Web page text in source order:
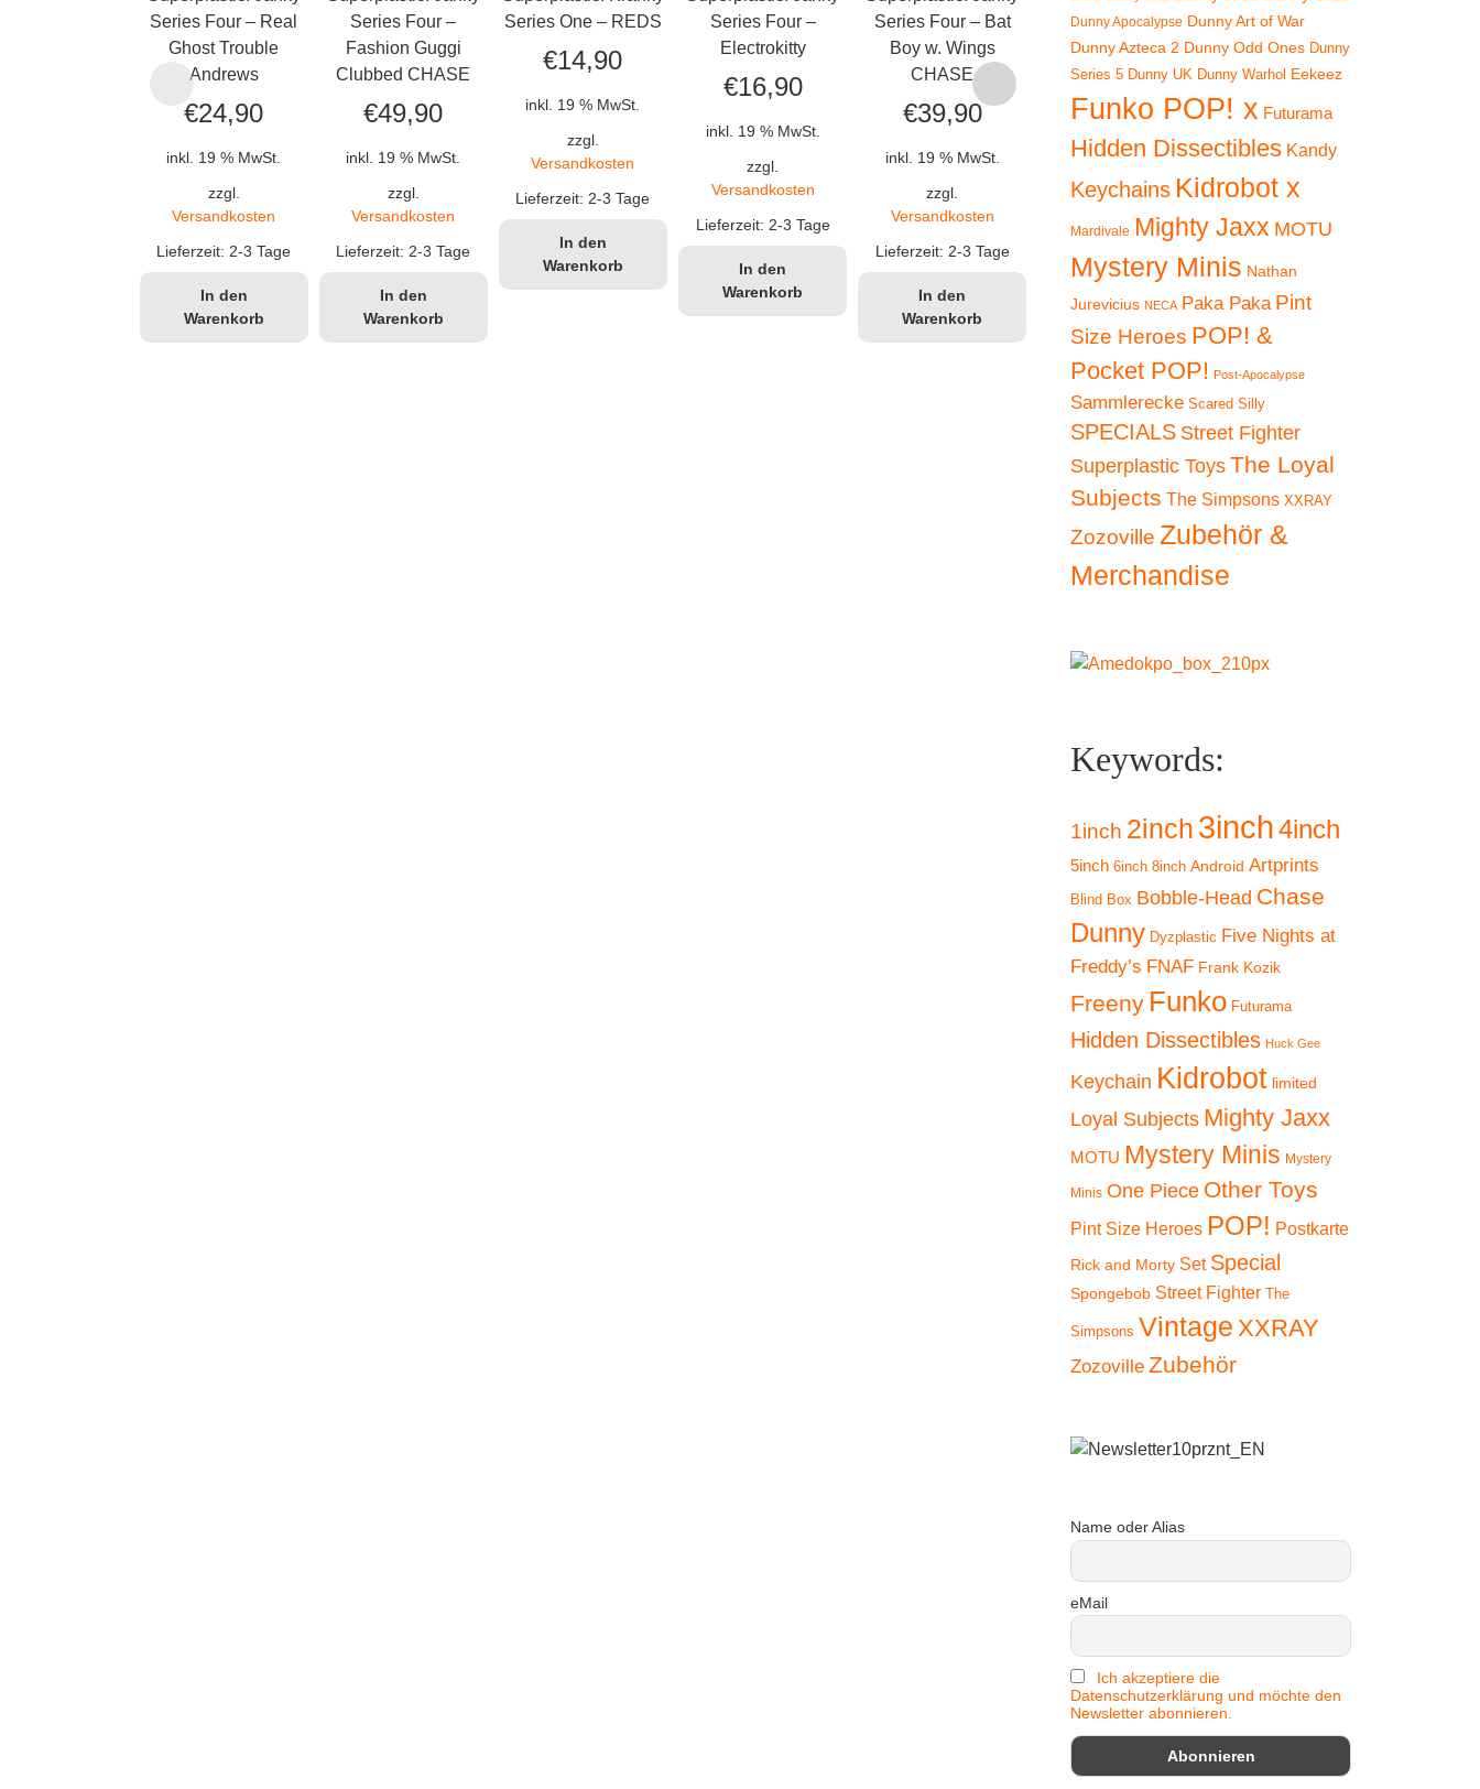
Series Four – Real
Ghost Trouble
Andrews
€24,90
inkl. 19 % MwSt.
zzgl.
Versandkosten
Lieferzeit: 2-3 Tage
In den
Warenkorb
Series Four –
Fashion Guggi
Clubbed CHASE
€49,90
inkl. 19 % MwSt.
zzgl.
Versandkosten
Lieferzeit: 2-3 Tage
In den
Warenkorb
Series One – REDS
€14,90
inkl. 19 % MwSt.
zzgl.
Versandkosten
Lieferzeit: 2-3 Tage
In den
Warenkorb
Series Four –
Electrokitty
€16,90
inkl. 19 % MwSt.
zzgl.
Versandkosten
Lieferzeit: 2-3 Tage
In den
Warenkorb
Series Four – Bat
Boy w. Wings
CHASE
€39,90
inkl. 19 % MwSt.
zzgl.
Versandkosten
Lieferzeit: 2-3 Tage
In den
Warenkorb
Superplastic: Kranky
Series One – Sket
€24,90
Versandkosten
Lieferzeit:2-3 Tage
In den
Series Four – Brain
Basher
€19,90
Versandkosten
Lieferzeit:2-3 Tage
In den
Warenkorb
Dunny Apocalypse Dunny Art of War
Dunny Azteca 2 Dunny Odd Ones Dunny
Series 5 Dunny UK Dunny Warhol Eekeez
Funko POP! x Futurama
Hidden Dissectibles Kandy
Keychains Kidrobot x
Mardivale Mighty Jaxx MOTU
Mystery Minis Nathan
Jurevicius NECA Paka Paka Pint
Size Heroes POP! &
Pocket POP! Post-Apocalypse
Sammlerecke Scared Silly
SPECIALS Street Fighter
Superplastic ToysThe Loyal
Subjects The Simpsons XXRAY
Zozoville Zubehör &
Merchandise
Keywords:
1inch 2inch 3inch4inch
5inch 6inch 8inch Android Artprints
Blind Box Bobble-Head Chase
Dunny Dyzplastic Five Nights at
Freddy’s FNAF Frank Kozik
Freeny Funko Futurama
Hidden Dissectibles Huck Gee
Keychain Kidrobot limited
Loyal Subjects Mighty Jaxx
MOTU Mystery Minis Mystery
Minis One Piece Other Toys
Pint Size Heroes POP! Postkarte
Rick and Morty Set Special
Spongebob Street Fighter The
Simpsons Vintage XXRAY
Zozoville Zubehör
Name oder Alias
eMail
Ich akzeptiere die
Datenschutzerklärung und möchte den
Newsletter abonnieren.